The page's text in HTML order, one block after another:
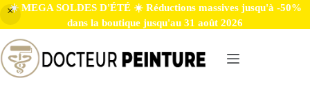
☀️ MEGA SOLDES D'ÉTÉ ☀️ Réductions massives jusqu'à -50%
dans la boutique jusqu'au 31 août 2026